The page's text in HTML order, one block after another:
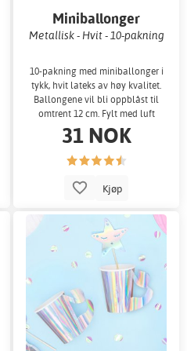
Miniballonger
Metallisk - Hvit - 10-pakning
10-pakning med miniballonger i
tykk, hvit lateks av høy kvalitet.
Ballongene vil bli oppblåst til
omtrent 12 cm. Fylt med luft
31 NOK
Kjøp